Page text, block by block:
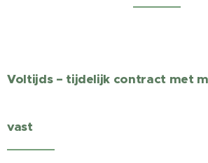
Voltijds – tijdelijk contract met
vast